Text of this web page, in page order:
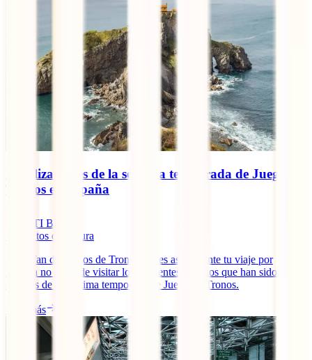
Localizaciones de la séptima temporada de Juego de
Tronos en España
IATI Blog
minutos de lectura
¿Eres fan de Juegos de Tronos? Si es así, durante tu viaje por
España no dejes de visitar los siguientes destinos que han sido
escenas de la séptima temporada de Juego de Tronos.
Leer más